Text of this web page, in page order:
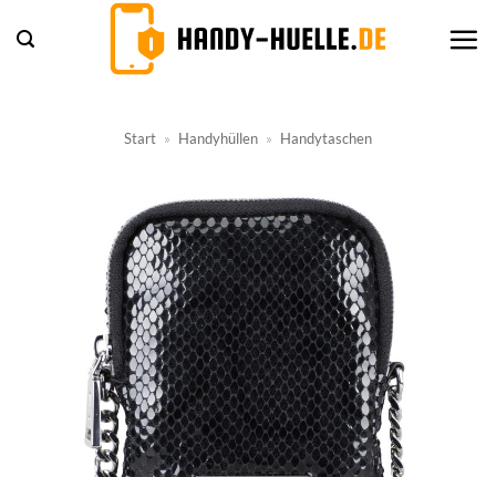
Inhalt
Start » Handyhüllen » Handytaschen